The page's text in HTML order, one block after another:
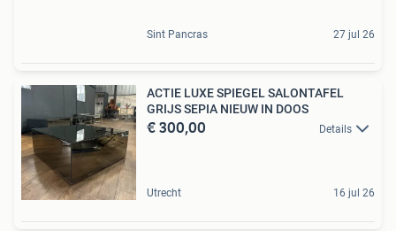
Sint Pancras 27 jul 26
ACTIE LUXE SPIEGEL SALONTAFEL
GRIJS SEPIA NIEUW IN DOOS
€ 300,00 Details
Utrecht 16 jul 26